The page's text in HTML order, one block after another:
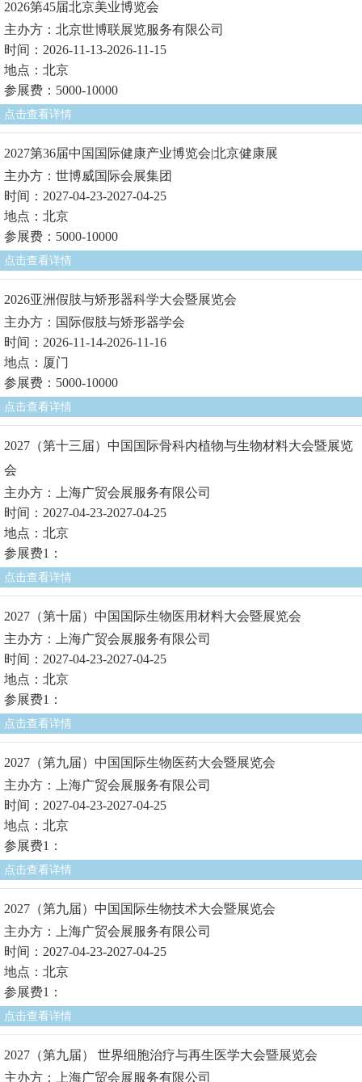
2026第45届北京美业博览会
主办方：北京世博联展览服务有限公司
时间：2026-11-13-2026-11-15
地点：北京
参展费：5000-10000
点击查看详情
2027第36届中国国际健康产业博览会|北京健康展
主办方：世博威国际会展集团
时间：2027-04-23-2027-04-25
地点：北京
参展费：5000-10000
点击查看详情
2026亚洲假肢与矫形器科学大会暨展览会
主办方：国际假肢与矫形器学会
时间：2026-11-14-2026-11-16
地点：厦门
参展费：5000-10000
点击查看详情
2027（第十三届）中国国际骨科内植物与生物材料大会暨展览
会
主办方：上海广贸会展服务有限公司
时间：2027-04-23-2027-04-25
地点：北京
参展费1：
点击查看详情
2027（第十届）中国国际生物医用材料大会暨展览会
主办方：上海广贸会展服务有限公司
时间：2027-04-23-2027-04-25
地点：北京
参展费1：
点击查看详情
2027（第九届）中国国际生物医药大会暨展览会
主办方：上海广贸会展服务有限公司
时间：2027-04-23-2027-04-25
地点：北京
参展费1：
点击查看详情
2027（第九届）中国国际生物技术大会暨展览会
主办方：上海广贸会展服务有限公司
时间：2027-04-23-2027-04-25
地点：北京
参展费1：
点击查看详情
2027（第九届） 世界细胞治疗与再生医学大会暨展览会
主办方：上海广贸会展服务有限公司